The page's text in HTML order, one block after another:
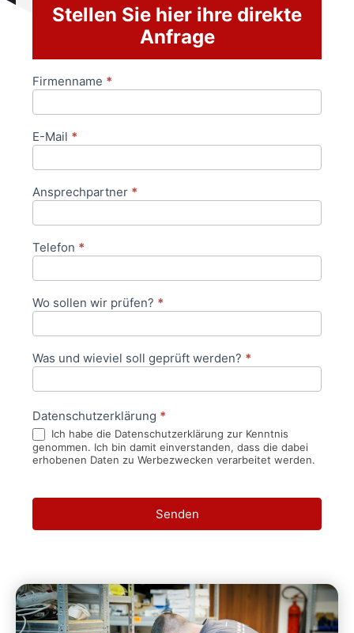
Stellen Sie hier ihre direkte
Anfrage
Anfrageformular
Firmenname *
E-Mail *
Ansprechpartner *
Telefon *
Wo sollen wir prüfen? *
Was und wieviel soll geprüft werden? *
Datenschutzerklärung *
Ich habe die Datenschutzerklärung zur Kenntnis
genommen. Ich bin damit einverstanden, dass die dabei
erhobenen Daten zu Werbezwecken verarbeitet werden.
Senden